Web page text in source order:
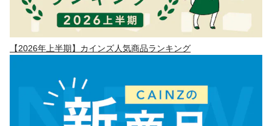
【2026年上半期】カインズ人気商品ランキング